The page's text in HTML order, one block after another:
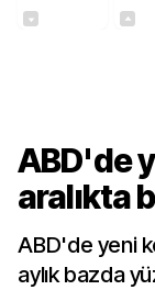
ABD'de
aralıkta
ABD'de yeni
aylık bazda